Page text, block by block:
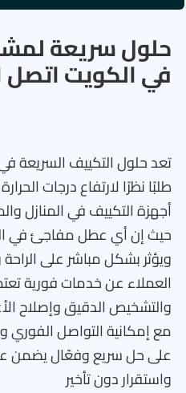
حلول سريعة
في الكويت اتصل
تعد حلول التكييف السريعة
طلبًا نظرًا لارتفاع درجات
أجهزة التكييف في المنازل
حيث إن أي عطل مفاجئ في
ويؤثر بشكل مباشر على
العملاء عن خدمات فورية
والتشخيص الدقيق وإصلاح
مع إمكانية التواصل الفوري
على حل سريع وفعّال يضمن
واستقرار دون تأخير